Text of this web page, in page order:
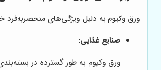
ورق وکیوم به دلیل ویژگی‌های منحصربه‌فرد
صنایع غذایی:
ورق وکیوم به طور گسترده در